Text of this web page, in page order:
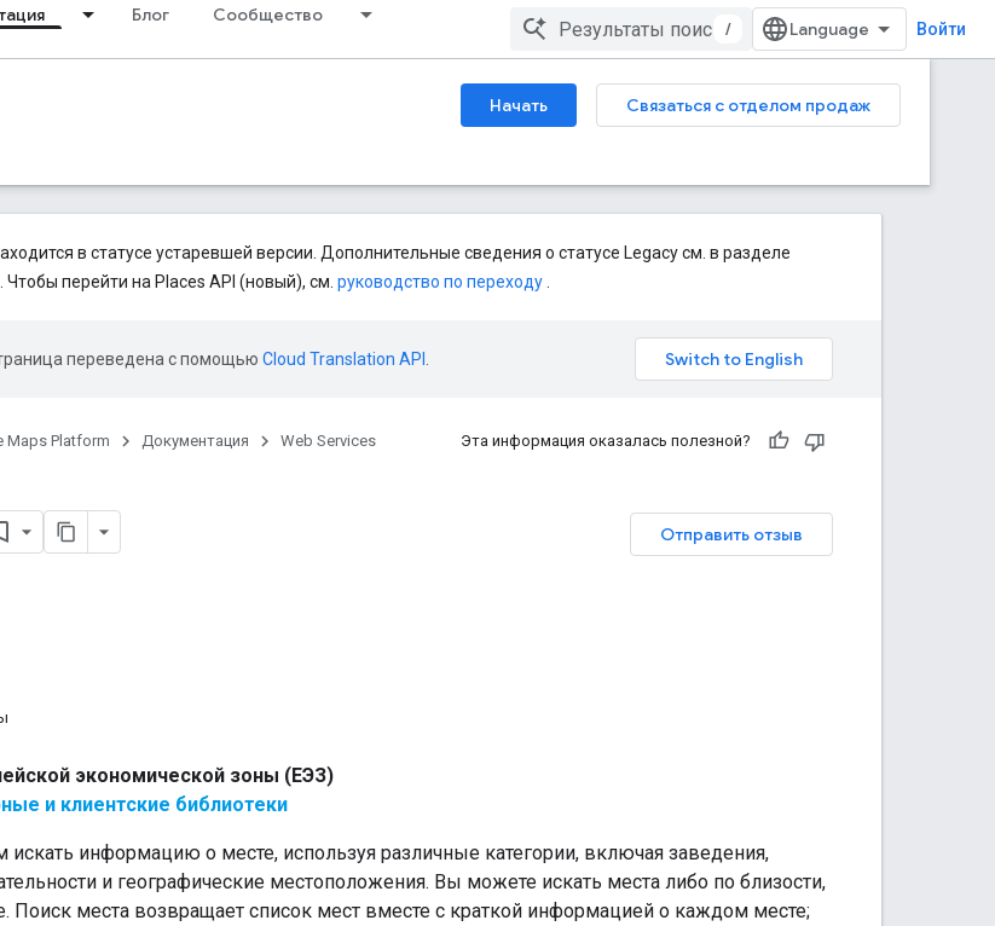
Блог Сообщество
/ Войти
Начать
Связаться с отделом продаж
в статусе устаревшей версии. Дополнительные сведения о статусе Legacy см. в разделе
. Чтобы перейти на Places API (новый), см. руководство по переходу
переведена с помощью Cloud Translation API
Maps Platform Документация
Web Services
Эта информация оказалась полезной?
Отправить отзыв
экономической зоны (ЕЭЗ)
и клиентские библиотеки
искать информацию о месте, используя различные категории, включая заведения,
и географические местоположения. Вы можете искать места либо по близости,
Поиск места возвращает список мест вместе с краткой информацией о каждом месте;